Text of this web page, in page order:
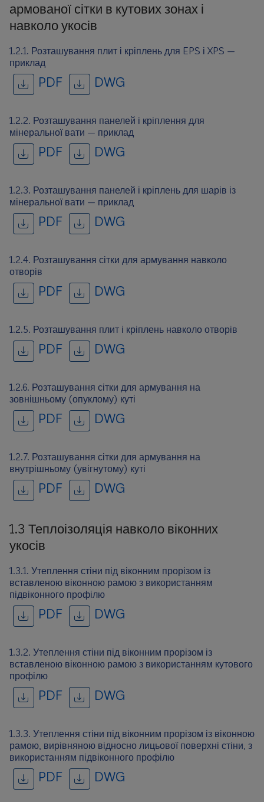
армованої сітки в кутових зонах і
навколо укосів
1.2.1. Розташування плит і кріплень для EPS і XPS —
приклад
PDF DWG
1.2.2. Розташування панелей і кріплення для
мінеральної вати — приклад
PDF DWG
1.2.3. Розташування панелей і кріплень для шарів із
мінеральної вати — приклад
PDF DWG
1.2.4. Розташування сітки для армування навколо
отворів
PDF DWG
1.2.5. Розташування плит і кріплень навколо отворів
PDF DWG
1.2.6. Розташування сітки для армування на
зовнішньому (опуклому) куті
PDF DWG
1.2.7. Розташування сітки для армування на
внутрішньому (увігнутому) куті
PDF DWG
1.3 Теплоізоляція навколо віконних
укосів
1.3.1. Утеплення стіни під віконним прорізом із
вставленою віконною рамою з використанням
підвіконного профілю
PDF DWG
1.3.2. Утеплення стіни під віконним прорізом із
вставленою віконною рамою з використанням кутового
профілю
PDF DWG
1.3.3. Утеплення стіни під віконним прорізом із віконною
рамою, вирівняною відносно лицьової поверхні стіни, з
використанням підвіконного профілю
PDF DWG